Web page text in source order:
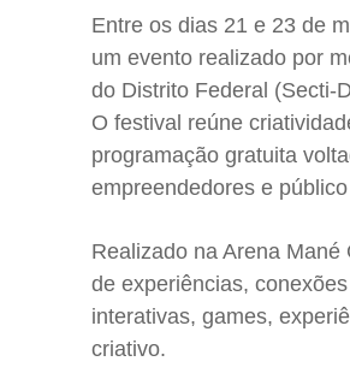
Entre os dias 21 e 23 de
um evento realizado por
do Distrito Federal (Secti-
O festival reúne
programação gratuita
empreendedores e
Realizado na Arena
de experiências,
interativas, games,
criativo.